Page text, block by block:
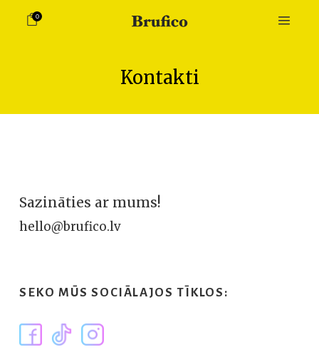
0
Kontakti
Sazināties ar mums!
hello@brufico.lv
SEKO MŪS SOCIĀLAJOS TĪKLOS: